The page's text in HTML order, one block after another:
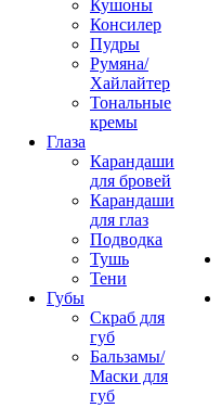
Кушоны
Консилер
Пудры
Румяна/
Хайлайтер
Тональные
кремы
Глаза
Карандаши
для бровей
Карандаши
для глаз
Подводка
Тушь
Тени
Губы
Скраб для
губ
Бальзамы/
Маски для
губ